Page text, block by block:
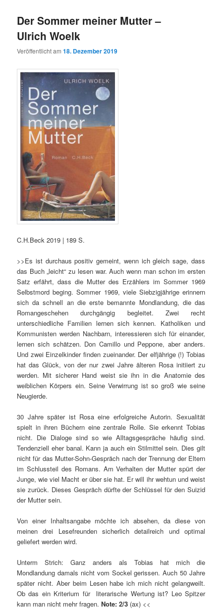
Der Sommer meiner Mutter –
Ulrich Woelk
Veröffentlicht am18. Dezember 2019
C.H.Beck 2019 | 189 S.
>>Es ist durchaus positiv gemeint, wenn ich gleich sage, dass
das Buch „leicht“ zu lesen war. Auch wenn man schon im ersten
Satz erfährt, dass die Mutter des Erzählers im Sommer 1969
Selbstmord beging. Sommer 1969, viele Siebzigjährige erinnern
sich da schnell an die erste bemannte Mondlandung, die das
Romangeschehen durchgängig begleitet. Zwei recht
unterschiedliche Familien lernen sich kennen. Katholiken und
Kommunisten werden Nachbarn, interessieren sich für einander,
lernen sich schätzen. Don Camillo und Peppone, aber anders.
Und zwei Einzelkinder finden zueinander. Der elfjährige (!) Tobias
hat das Glück, von der nur zwei Jahre älteren Rosa initiiert zu
werden. Mit sicherer Hand weist sie ihn in die Anatomie des
weiblichen Körpers ein. Seine Verwirrung ist so groß wie seine
Neugierde.
30 Jahre später ist Rosa eine erfolgreiche Autorin. Sexualität
spielt in ihren Büchern eine zentrale Rolle. Sie erkennt Tobias
nicht. Die Dialoge sind so wie Alltagsgespräche häufig sind.
Tendenziell eher banal. Kann ja auch ein Stilmittel sein. Dies gilt
nicht für das Mutter-Sohn-Gespräch nach der Trennung der Eltern
im Schlussteil des Romans. Am Verhalten der Mutter spürt der
Junge, wie viel Macht er über sie hat. Er will ihr wehtun und weist
sie zurück. Dieses Gespräch dürfte der Schlüssel für den Suizid
der Mutter sein.
Von einer Inhaltsangabe möchte ich absehen, da diese von
meinen drei Lesefreunden sicherlich detailreich und optimal
geliefert werden wird.
Unterm Strich: Ganz anders als Tobias hat mich die
Mondlandung damals nicht vom Sockel gerissen. Auch 50 Jahre
später nicht. Aber beim Lesen habe ich mich nicht gelangweilt.
Ob das ein Kriterium für literarische Wertung ist? Leo Spitzer
kann man nicht mehr fragen.Note: 2/3 (ax) <<